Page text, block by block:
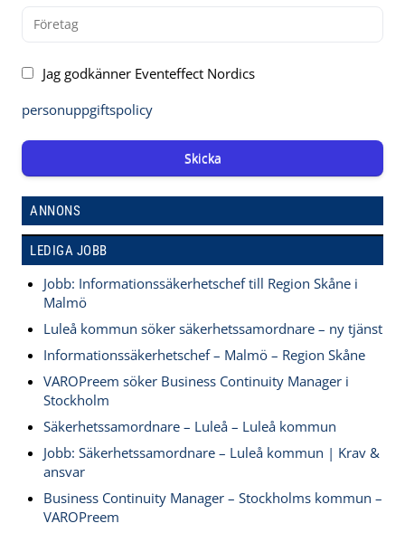
Jag godkänner Eventeffect Nordics
personuppgiftspolicy
Skicka
ANNONS
LEDIGA JOBB
Jobb: Informationssäkerhetschef till Region Skåne i
Malmö
Luleå kommun söker säkerhetssamordnare – ny tjänst
Informationssäkerhetschef – Malmö – Region Skåne
VAROPreem söker Business Continuity Manager i
Stockholm
Säkerhetssamordnare – Luleå – Luleå kommun
Jobb: Säkerhetssamordnare – Luleå kommun | Krav &
ansvar
Business Continuity Manager – Stockholms kommun –
VAROPreem